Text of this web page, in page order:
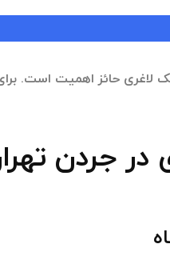
لاغری حائز اهمیت است.
جردن